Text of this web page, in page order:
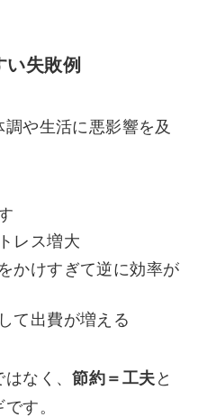
い失敗例
や生活に悪影響を及
レス増大
かけすぎて逆に効率が
て出費が増える
はなく、節約＝工夫 と
す。